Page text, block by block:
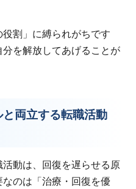
割」に縛られがちです
を解放してあげることが
両立する転職活動
動は、回復を遅らせる原
のは「治療・回復を優